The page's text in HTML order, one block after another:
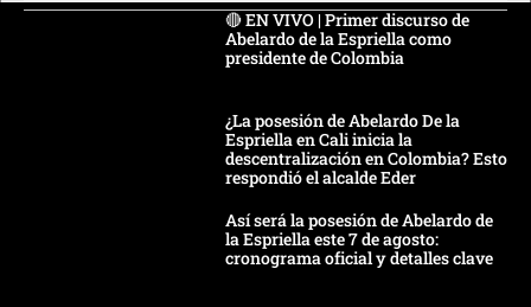
🔴 EN VIVO | Primer discurso de
Abelardo de la Espriella como
presidente de Colombia
¿La posesión de Abelardo De la
Espriella en Cali inicia la
descentralización en Colombia? Esto
respondió el alcalde Eder
Así será la posesión de Abelardo de
la Espriella este 7 de agosto:
cronograma oficial y detalles clave